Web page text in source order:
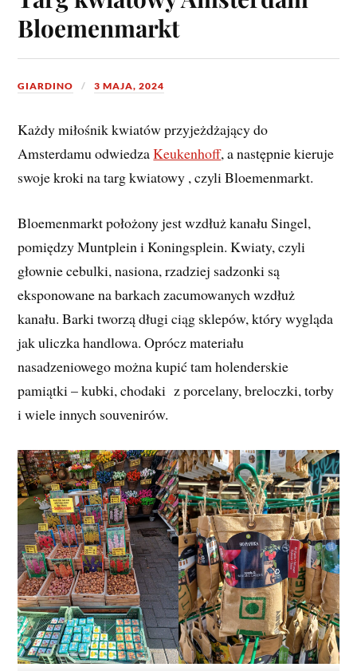
Bloemenmarkt
GIARDINO 3 MAJA, 2024
Każdy miłośnik kwiatów przyjeżdżający do
Amsterdamu odwiedzaKeukenhoff, a następnie kieruje
swoje kroki na targ kwiatowy , czyli Bloemenmarkt.
Bloemenmarkt położony jest wzdłuż kanału Singel,
pomiędzy Muntplein i Koningsplein. Kwiaty, czyli
głownie cebulki, nasiona, rzadziej sadzonki są
eksponowane na barkach zacumowanych wzdłuż
kanału. Barki tworzą długi ciąg sklepów, który wygląda
jak uliczka handlowa. Oprócz materiału
nasadzeniowego można kupić tam holenderskie
pamiątki – kubki, chodaki z porcelany, breloczki, torby
i wiele innych souvenirów.